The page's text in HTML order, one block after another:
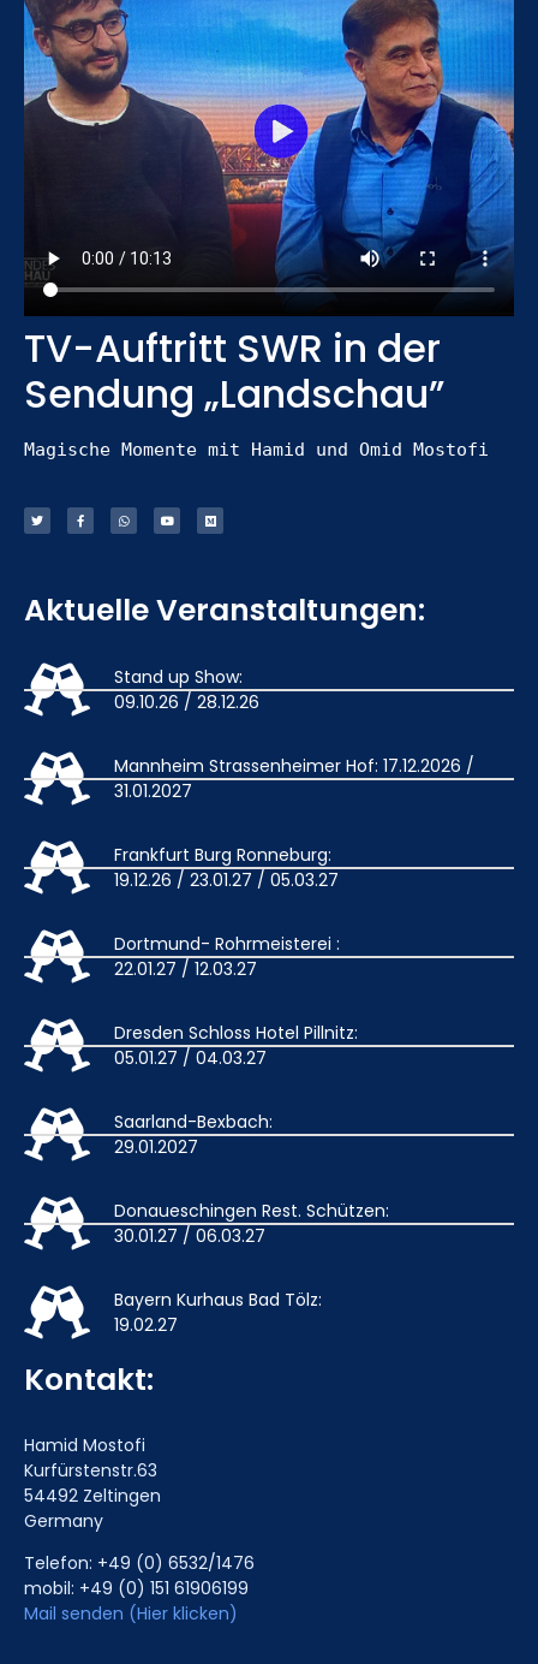
TV-Auftritt SWR in der
Sendung „Landschau”
Magische Momente mit Hamid und Omid Mostofi
Aktuelle Veranstaltungen:
Stand up Show:
09.10.26 / 28.12.26
Mannheim Strassenheimer Hof: 17.12.2026 /
31.01.2027
Frankfurt Burg Ronneburg:
19.12.26 / 23.01.27 / 05.03.27
Dortmund- Rohrmeisterei :
22.01.27 / 12.03.27
Dresden Schloss Hotel Pillnitz:
05.01.27 / 04.03.27
Saarland-Bexbach:
29.01.2027
Donaueschingen Rest. Schützen:
30.01.27 / 06.03.27
Bayern Kurhaus Bad Tölz:
19.02.27
Kontakt:
Hamid Mostofi
Kurfürstenstr.63
54492 Zeltingen
Germany
Telefon: +49 (0) 6532/1476
mobil: +49 (0) 151 61906199
Mail senden (Hier klicken)